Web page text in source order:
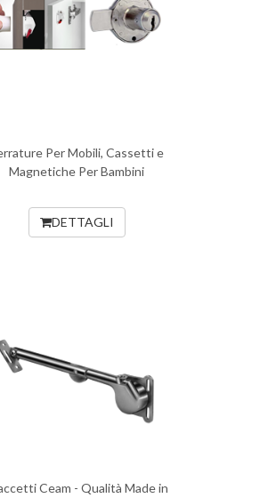
Per Mobili, Cassetti e
Magnetiche Per Bambini
DETTAGLI
Ceam - Qualità Made in